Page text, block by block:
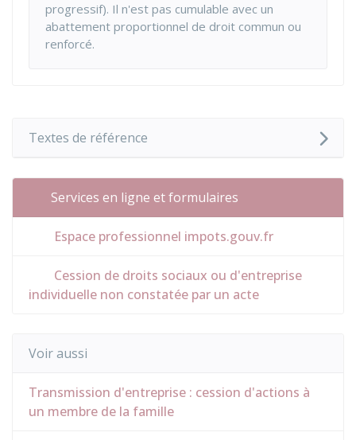
progressif). Il n'est pas cumulable avec un
abattement proportionnel de droit commun ou
renforcé.
Textes de référence
Services en ligne et formulaires
Espace professionnel impots.gouv.fr
Cession de droits sociaux ou d'entreprise
individuelle non constatée par un acte
Voir aussi
Transmission d'entreprise : cession d'actions à
un membre de la famille